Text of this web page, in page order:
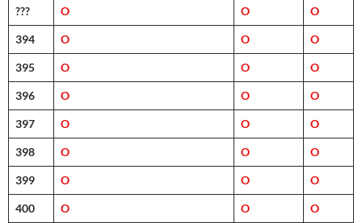
??? O O O
394 O O O
395 O O O
396 O O O
397 O O O
398 O O O
399 O O O
400 O O O